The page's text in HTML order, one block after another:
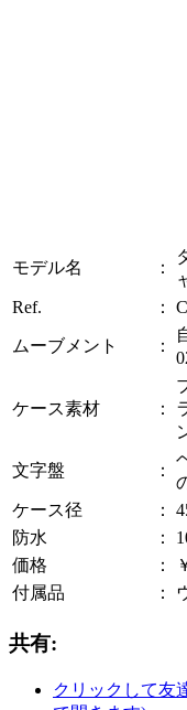
モデル名 ：
Ref.
：
ムーブメント ：
ケース素材 ：
文字盤 ：
ケース径
：
防水
：
価格
：
付属品
：
共有:
クリックして友